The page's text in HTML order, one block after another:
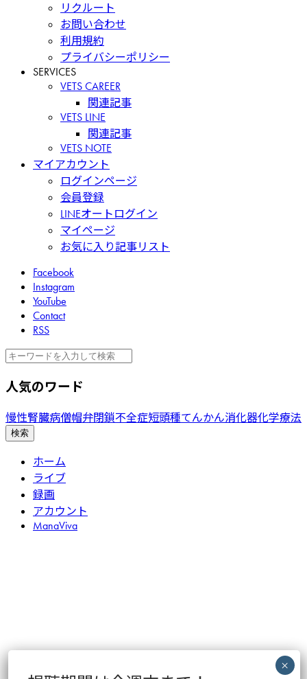
リクルート
お問い合わせ
利用規約
プライバシーポリシー
SERVICES
VETS CAREER
関連記事
VETS LINE
関連記事
VETS NOTE
マイアカウント
ログインページ
会員登録
LINEオートログイン
マイページ
お気に入り記事リスト
Facebook
Instagram
YouTube
Contact
RSS
検
人気のワード
慢性腎臓病僧帽弁閉鎖不全症短頭種てんかん消化器化学療法
検索
ホーム
ライブ
録画
アカウント
ManaViva